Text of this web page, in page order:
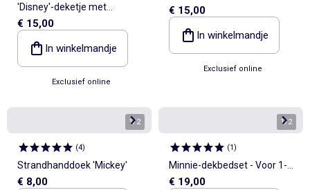
'Disney'-deketje met
fleecevoering en 'Simba'-
print
€ 15,00
In winkelmandje
Exclusief online
€ 15,00
In winkelmandje
Exclusief online
1/2
(4)
Strandhanddoek 'Mickey'
€ 8,00
1/2
(1)
Minnie-dekbedset - Voor 1-
persoonsbed
€ 19,00